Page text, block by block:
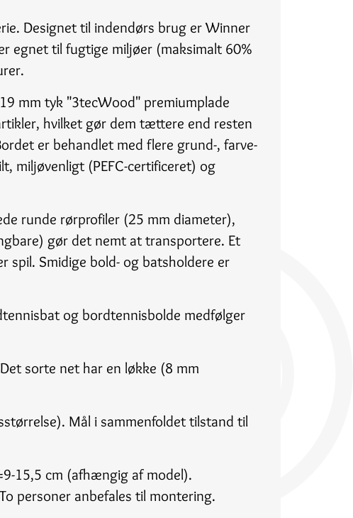
Designet til indendørs brug er Winner
egnet til fugtige miljøer (maksimalt 60%
mm tyk "3tecWood" premiumplade
hvilket gør dem tættere end resten
er behandlet med flere grund-, farve-
miljøvenligt (PEFC-certificeret) og
runde rørprofiler (25 mm diameter),
gør det nemt at transportere. Et
spil. Smidige bold- og batsholdere er
og bordtennisbolde medfølger
sorte net har en løkke (8 mm
Mål i sammenfoldet tilstand til
15,5 cm (afhængig af model).
personer anbefales til montering.